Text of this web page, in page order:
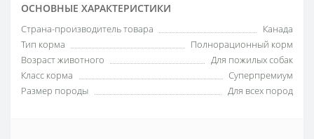
ОСНОВНЫЕ ХАРАКТЕРИСТИКИ
Страна-производитель товара
Канада
Тип корма
Полнорационный корм
Возраст животного
Для пожилых собак
Класс корма
Суперпремиум
Размер породы
Для всех пород